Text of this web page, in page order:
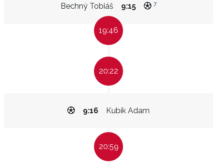
Bechný Tobiáš 9:15 7
19:46
20:22
Kubík Adam
9:16
20:59